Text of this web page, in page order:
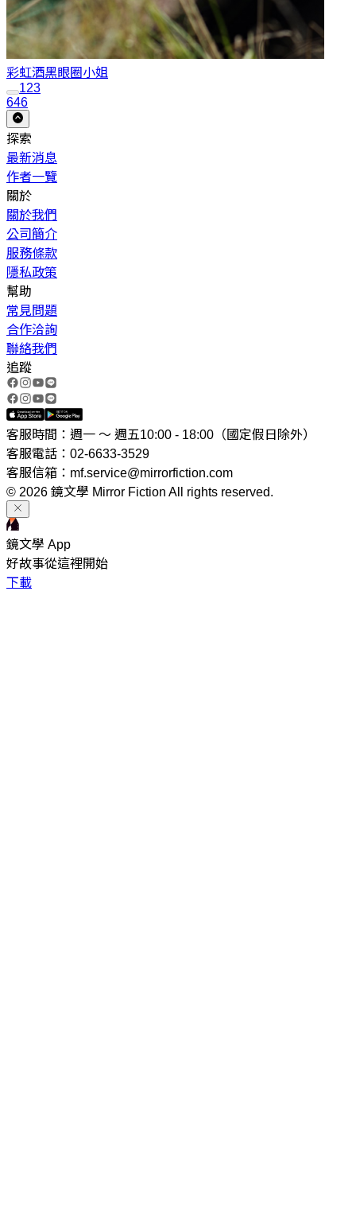
彩虹酒黑眼圈小姐
123
646
探索
最新消息
作者一覽
關於
關於我們
公司簡介
服務條款
隱私政策
幫助
常見問題
合作洽詢
聯絡我們
追蹤
客服時間：週一 ～ 週五10:00 - 18:00（國定假日除外）
客服電話：02-6633-3529
客服信箱：mf.service@mirrorfiction.com
© 2026 鏡文學 Mirror Fiction All rights reserved.
鏡文學 App
好故事從這裡開始
下載